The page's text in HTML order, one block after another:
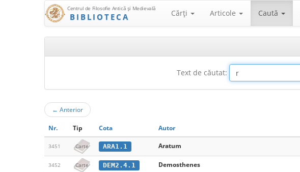
Centrul de Filosofie Antică şi Medievală
BIBLIOTECA Cărţi Articole Caută
Text de căutat:
← Anterior
Nr. Tip Cota Autor
3451 Carte ARA1.1 Aratum
3452 Carte DEM2.4.1 Demosthenes